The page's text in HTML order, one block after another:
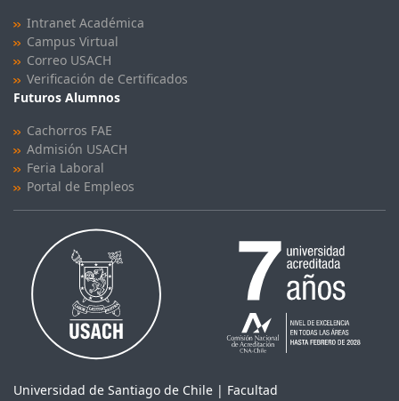
Intranet Académica
Campus Virtual
Correo USACH
Verificación de Certificados
Futuros Alumnos
Cachorros FAE
Admisión USACH
Feria Laboral
Portal de Empleos
Universidad de Santiago de Chile | Facultad